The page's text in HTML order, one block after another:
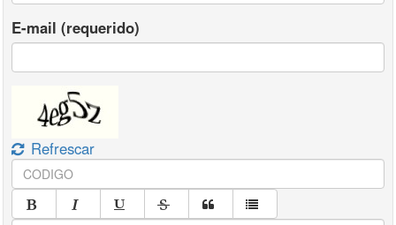
(6) meses anteriores a la fecha de modificación, o el menor
tiempo transcurrido desde su fecha de inicio.
de una actividad durante los períodos a informar, el referido detalle
de los ingresos brutos deberá ser proporcionado en forma
diferenciada por cada actividad desarrollada.
requerir al empleador, dentro del término de QUINCE (15) días
hábiles administrativos contados desde la fecha de la presentación
efectuada, el aporte de otros elementos que considere necesarios
a efectos de evaluar el carácter de la actividad principal declarada.
E-mail (requerido)
Refrescar